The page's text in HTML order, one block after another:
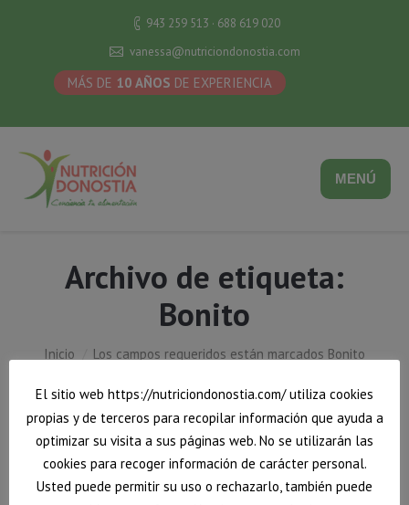
943 259 513 · 688 619 020
vanessa@nutriciondonostia.com
MÁS DE 10 AÑOS DE EXPERIENCIA
MENÚ
Archivo de etiqueta:
Bonito
Estás aquí:
Inicio Los campos requeridos están marcados Bonito
El sitio web https://nutriciondonostia.com/ utiliza cookies
propias y de terceros para recopilar información que ayuda a
optimizar su visita a sus páginas web. No se utilizarán las
cookies para recoger información de carácter personal.
Usted puede permitir su uso o rechazarlo, también puede